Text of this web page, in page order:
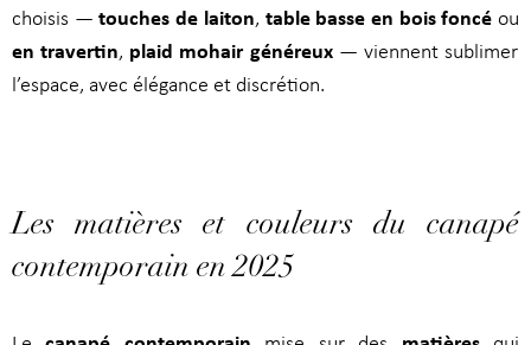
choisis —touches de laiton, table basse en bois foncé ou
en travertin, plaid mohair généreux — viennent sublimer
l’espace, avec élégance et discrétion.
Les matières et couleurs du canapé
contemporain en 2025